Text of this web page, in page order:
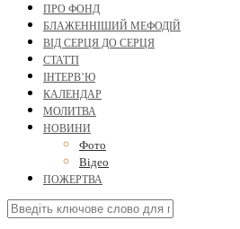
ПРО ФОНД
БЛАЖЕННІШИЙ МЕФОДІЙ
ВІД СЕРЦЯ ДО СЕРЦЯ
СТАТТІ
ІНТЕРВ’Ю
КАЛЕНДАР
МОЛИТВА
НОВИНИ
Фото
Відео
ПОЖЕРТВА